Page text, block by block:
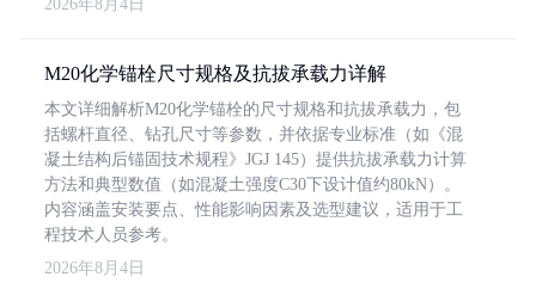
2026年8月4日
M20化学锚栓尺寸规格及抗拔承载力详解
本文详细解析M20化学锚栓的尺寸规格和抗拔承载力，包
括螺杆直径、钻孔尺寸等参数，并依据专业标准（如《混
凝土结构后锚固技术规程》JGJ 145）提供抗拔承载力计算
方法和典型数值（如混凝土强度C30下设计值约80kN）。
内容涵盖安装要点、性能影响因素及选型建议，适用于工
程技术人员参考。
2026年8月4日